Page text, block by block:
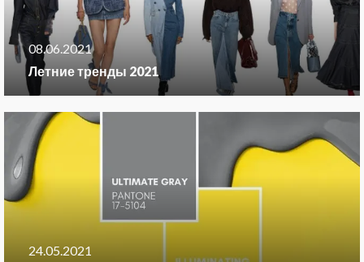
08.06.2021
Летние тренды 2021
24.05.2021